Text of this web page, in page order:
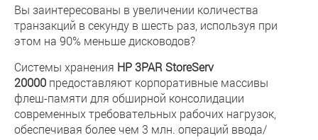
Вы заинтересованы в увеличении количества
транзакций в секунду в шесть раз, используя при
этом на 90% меньше дисководов?
Системы хранения HP 3PAR StoreServ
20000 предоставляют корпоративные массивы
флеш-памяти для обширной консолидации
современных требовательных рабочих нагрузок,
обеспечивая более чем 3 млн. операций ввода/